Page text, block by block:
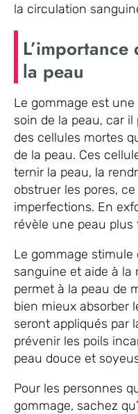
la circulation
la peau
Le gommage est
soin de la peau, car
des cellules mortes
de la peau. Ces
ternir la peau, la
obstruer les pores,
imperfections. En
révèle une peau
Le gommage
sanguine et aide à la
permet à la peau de
bien mieux absorber
seront appliqués par
prévenir les poils
peau douce et
Pour les personnes
gommage, sachez